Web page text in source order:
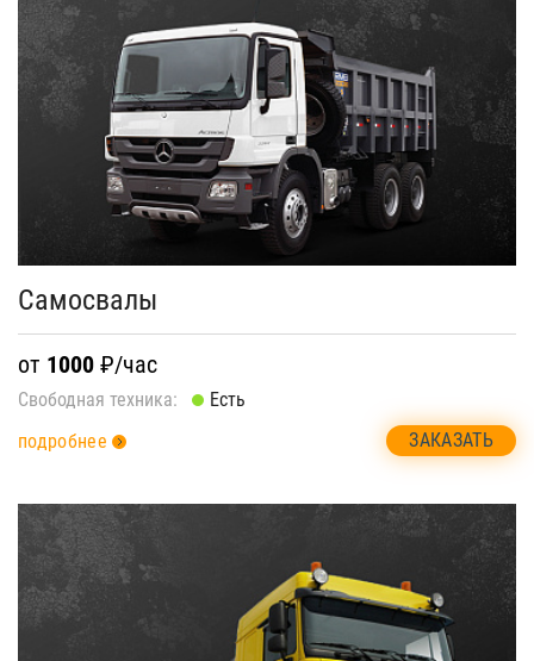
Самосвалы
от 1000 ₽/час
Свободная техника:
Есть
подробнее
ЗАКАЗАТЬ